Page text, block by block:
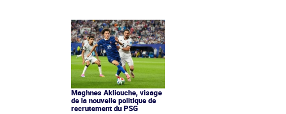
Maghnes Akliouche, visage
de la nouvelle politique de
recrutement du PSG